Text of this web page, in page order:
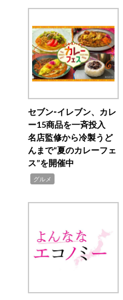
セブン‐イレブン、カレ
ー15商品を一斉投入
名店監修から冷製うど
んまで“夏のカレーフェ
ス”を開催中
グルメ